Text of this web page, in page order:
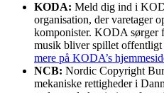
KODA: Meld dig ind i
organisation, der varetager
komponister. KODA sørger
musik bliver spillet offentligt
mere på KODA’s
NCB: Nordic Copyright
mekaniske rettigheder i